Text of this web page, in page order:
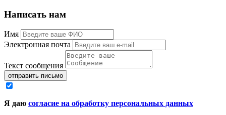
Написать нам
Имя
Электронная почта
Текст сообщения
отправить письмо
Я даю согласие на обработку персональных данных